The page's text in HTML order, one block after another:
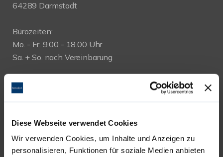
Diese Webseite verwendet Cookies
Wir verwenden Cookies, um Inhalte und Anzeigen zu
personalisieren, Funktionen für soziale Medien anbieten
64289 Darmstadt
Bürozeiten:
Mo. - Fr. 9.00 - 18.00 Uhr
Sa. + So. nach Vereinbarung
Telefon: 06151-734 75 950
Telefax: 06151-734 75 150
WEITERE BÜROS